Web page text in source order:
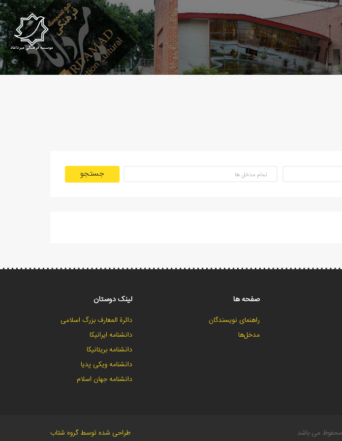
جستجو
صفحه ها
راهنمای نویسندگان
مدخل‌ها
لینک دوستان
دائرة المعارف بزرگ اسلامی
دانشنامه ایرانیکا
دانشنامه بریتانیکا
دانشنامه ویکی پدیا
دانشنامه جهان اسلام
طراحی شده توسط گروه شتاب محفوظ می باشد